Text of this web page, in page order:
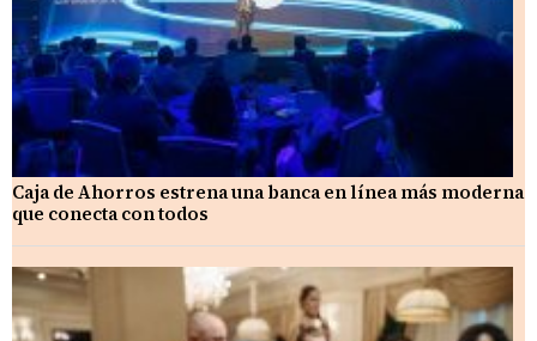
Caja de Ahorros estrena una banca en línea más moderna
que conecta con todos